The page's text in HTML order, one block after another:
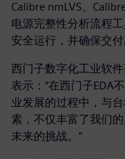
Calibre nmLVS、
电源完整性分析流程
安全运行，并确保交付
西门子数字化工业软
表示：“在西门子EDA
业发展的过程中，与
素，不仅丰富了我们
未来的挑战。”